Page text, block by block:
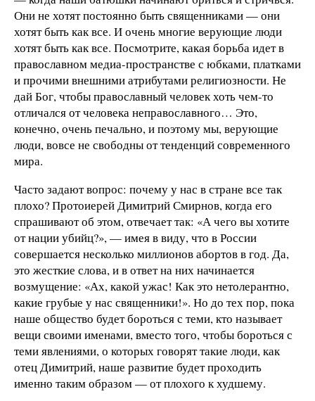
Они не хотят постоянно быть священниками — они
хотят быть как все. И очень многие верующие люди
хотят быть как все. Посмотрите, какая борьба идет в
православном медиа-пространстве с юбками, платками
и прочими внешними атрибутами религиозности. Не
дай Бог, чтобы православный человек хоть чем-то
отличался от человека неправославного… Это,
конечно, очень печально, и поэтому мы, верующие
люди, вовсе не свободны от тенденций современного
мира.
Часто задают вопрос: почему у нас в стране все так
плохо? Протоиерей Димитрий Смирнов, когда его
спрашивают об этом, отвечает так: «А чего вы хотите
от нации убийц?», — имея в виду, что в России
совершается несколько миллионов абортов в год. Да,
это жесткие слова, и в ответ на них начинается
возмущение: «Ах, какой ужас! Как это нетолерантно,
какие грубые у нас священники!». Но до тех пор, пока
наше общество будет бороться с теми, кто называет
вещи своими именами, вместо того, чтобы бороться с
теми явлениями, о которых говорят такие люди, как
отец Димитрий, наше развитие будет проходить
именно таким образом — от плохого к худшему.